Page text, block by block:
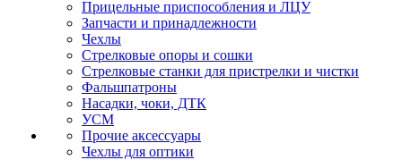
Прицельные приспособления и ЛЦУ
Запчасти и принадлежности
Чехлы
Стрелковые опоры и сошки
Стрелковые станки для пристрелки и чистки
Фальшпатроны
Насадки, чоки, ДТК
УСМ
Прочие аксессуары
Чехлы для оптики